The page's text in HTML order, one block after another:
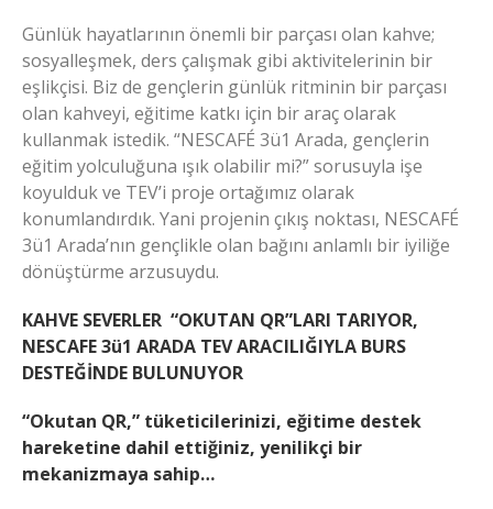
Günlük hayatlarının önemli bir parçası olan kahve;
sosyalleşmek, ders çalışmak gibi aktivitelerinin bir
eşlikçisi. Biz de gençlerin günlük ritminin bir parçası
olan kahveyi, eğitime katkı için bir araç olarak
kullanmak istedik. “NESCAFÉ 3ü1 Arada, gençlerin
eğitim yolculuğuna ışık olabilir mi?” sorusuyla işe
koyulduk ve TEV’i proje ortağımız olarak
konumlandırdık. Yani projenin çıkış noktası, NESCAFÉ
3ü1 Arada’nın gençlikle olan bağını anlamlı bir iyiliğe
dönüştürme arzusuydu.
KAHVE SEVERLER “OKUTAN QR”LARI TARIYOR,
NESCAFE 3ü1 ARADA TEV ARACILIĞIYLA BURS
DESTEĞİNDE BULUNUYOR
“Okutan QR,” tüketicilerinizi, eğitime destek
hareketine dahil ettiğiniz, yenilikçi bir
mekanizmaya sahip…